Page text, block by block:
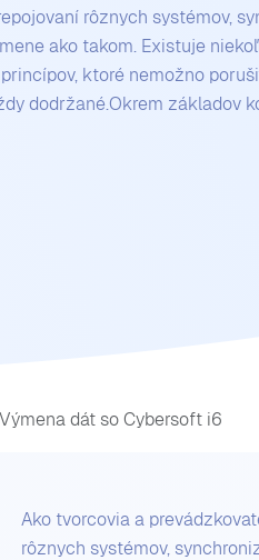
rôznych systémov,
ako takom. Existuje
ktoré nemožno
dodržané.Okrem základov
Výmena dát so Cybersoft i6
Ako tvorcovia a
rôznych systémov,